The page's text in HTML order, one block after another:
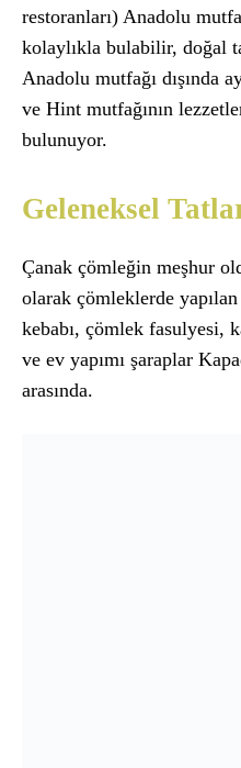
restoranları) Anadolu
kolaylıkla bulabilir, doğal
Anadolu mutfağı dışında
ve Hint mutfağının
bulunuyor.
Geleneksel
Çanak çömleğin meşhur
olarak çömleklerde
kebabı, çömlek fasulyesi,
ve ev yapımı şaraplar
arasında.